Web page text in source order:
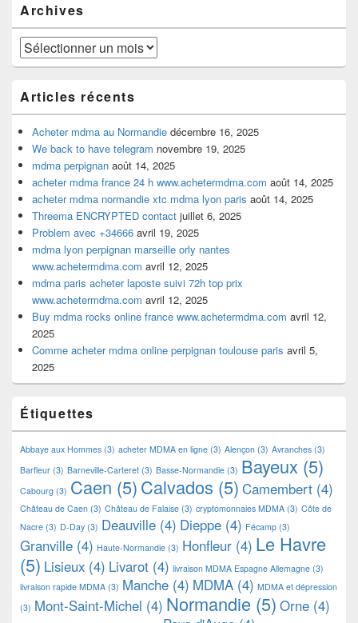
barre
latérale
Archives
Archives
Articles récents
Acheter mdma au Normandie décembre 16, 2025
We back to have telegram novembre 19, 2025
mdma perpignan août 14, 2025
acheter mdma france 24 h www.achetermdma.com août 14, 2025
acheter mdma normandie xtc mdma lyon paris août 14, 2025
Threema ENCRYPTED contact juillet 6, 2025
Problem avec +34666 avril 19, 2025
mdma lyon perpignan marseille orly nantes
www.achetermdma.com avril 12, 2025
mdma paris acheter laposte suivi 72h top prix
www.achetermdma.com avril 12, 2025
Buy mdma rocks online france www.achetermdma.com avril 12,
2025
Comme acheter mdma online perpignan toulouse paris avril 5,
2025
Étiquettes
Abbaye aux Hommes (3) acheter MDMA en ligne (3) Alençon (3) Avranches (3)
Barfleur (3) Barneville-Carteret (3) Basse-Normandie (3) Bayeux (5)
Cabourg (3) Caen (5)Calvados (5) Camembert (4)
Château de Caen (3) Château de Falaise (3) cryptomonnaies MDMA (3) Côte de
Nacre (3) D-Day (3) Deauville (4) Dieppe (4) Fécamp (3)
Granville (4) Haute-Normandie (3) Honfleur (4) Le Havre
(5) Lisieux (4) Livarot (4) livraison MDMA Espagne Allemagne (3)
livraison rapide MDMA (3) Manche (4) MDMA (4) MDMA et dépression
(3) Mont-Saint-Michel (4) Normandie (5) Orne (4)